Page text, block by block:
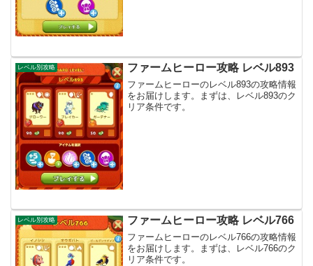
レベル別攻略 ファームヒーロー攻略 レベル893
ファームヒーローのレベル893の攻略情報
をお届けします。まずは、レベル893のク
リア条件です。
レベル別攻略 ファームヒーロー攻略 レベル766
ファームヒーローのレベル766の攻略情報
をお届けします。まずは、レベル766のク
リア条件です。